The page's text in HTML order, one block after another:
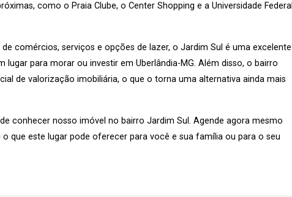
como o Praia Clube, o Center Shopping e a Universidade Federal
comércios, serviços e opções de lazer, o Jardim Sul é uma excelente
lugar para morar ou investir em Uberlândia-MG. Além disso, o bairro
de valorização imobiliária, o que o torna uma alternativa ainda mais
conhecer nosso imóvel no bairro Jardim Sul. Agende agora mesmo
que este lugar pode oferecer para você e sua família ou para o seu